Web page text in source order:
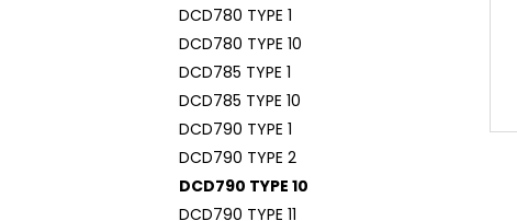
DCD780 TYPE 1
DCD780 TYPE 10
DCD785 TYPE 1
DCD785 TYPE 10
DCD790 TYPE 1
DCD790 TYPE 2
DCD790 TYPE 10
DCD790 TYPE 11